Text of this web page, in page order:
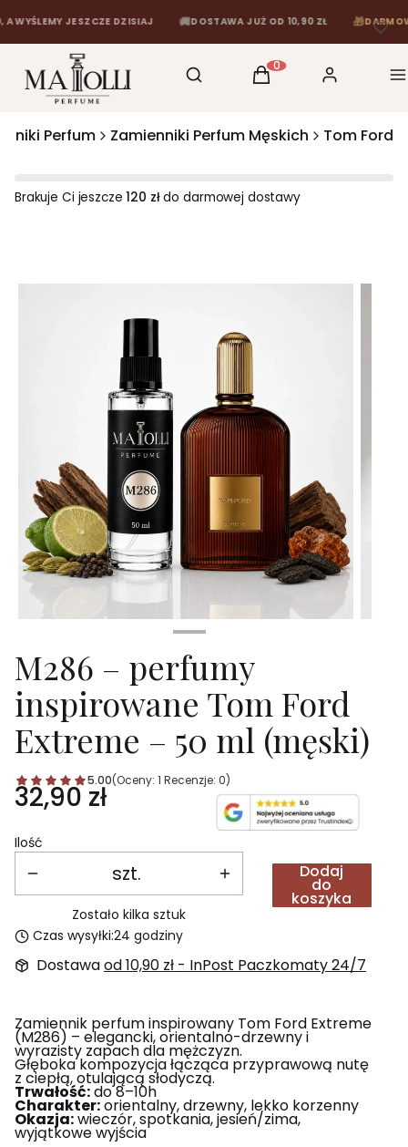
JESZCZE DZISIAJ 🚚 DOSTAWA JUŻ OD 10,90 ZŁ 🎁 DARMOWA
Otwórz wyszukiwarkę
Szukaj Produkty w koszyku:
Koszyk Zaloguj się
Perfum Zamienniki Perfum Męskich Tom Ford
Brakuje Ci jeszcze120 złdo darmowej dostawy
M286 – perfumy
inspirowane Tom Ford
Extreme – 50 ml (męski)
5.00(Oceny: 1 Recenzje: 0)
Cena
32,90 zł
Ilość
szt.
Zostało kilka sztuk
Dodaj
do
koszyka
Czas wysyłki:24 godziny
Dostawaod 10,90 zł - InPost Paczkomaty 24/7
Zamiennik perfum inspirowany Tom Ford Extreme
(M286) – elegancki, orientalno-drzewny i
wyrazisty zapach dla mężczyzn.
Głęboka kompozycja łącząca przyprawową nutę
z ciepłą, otulającą słodyczą.
Trwałość:do 8–10h
Charakter:orientalny, drzewny, lekko korzenny
Okazja:wieczór, spotkania, jesień/zima,
wyjątkowe wyjścia